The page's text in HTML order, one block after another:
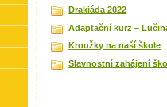
Drakiáda 2022
Adaptační kurz –
Kroužky na naší škole
Slavnostní zahájení